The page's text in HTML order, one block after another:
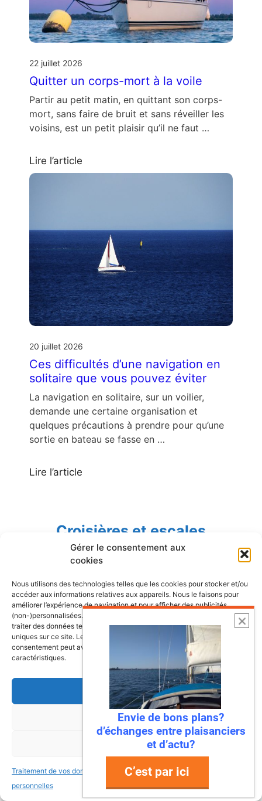
Gérer le consentement aux
cookies
Nous utilisons des technologies telles que les cookies pour stocker et/ou
accéder aux informations relatives aux appareils. Nous le faisons pour
améliorer l’expérience de navigation et pour afficher des publicités
(non-)personnalisées. Consentir à ces technologies nous autorisera à
traiter des données telles que le comportement de navigation ou les ID
uniques sur ce site. Le fait de ne pas consentir ou de retirer son
consentement peut avoir un effet négatif sur certaines fonctonnalités et
caractéristiques.
Accepter
Refuser
Voir les préférences
Traitement de vos données
personnelles
Traitement de vos données
personnelles
22 juillet 2026
Quitter un corps-mort à la voile
Partir au petit matin, en quittant son corps-
mort, sans faire de bruit et sans réveiller les
voisins, est un petit plaisir qu’il ne faut …
Lire l’article
20 juillet 2026
Ces difficultés d’une navigation en
solitaire que vous pouvez éviter
La navigation en solitaire, sur un voilier,
demande une certaine organisation et
quelques précautions à prendre pour qu’une
sortie en bateau se fasse en …
Lire l’article
Croisières et escales
Les plus belles escales et croisières de
6 août 2026
Envie de fraicheur ? Larguez les
Envie de bons plans?
d’échanges entre plaisanciers
et d’actu?
C’est par ici